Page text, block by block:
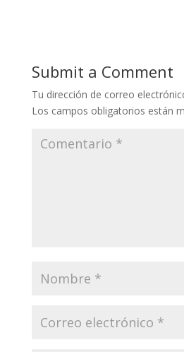
Submit a Comment
Tu dirección de correo
Los campos obligatorios están